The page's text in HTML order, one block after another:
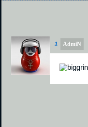
1 AdmiN